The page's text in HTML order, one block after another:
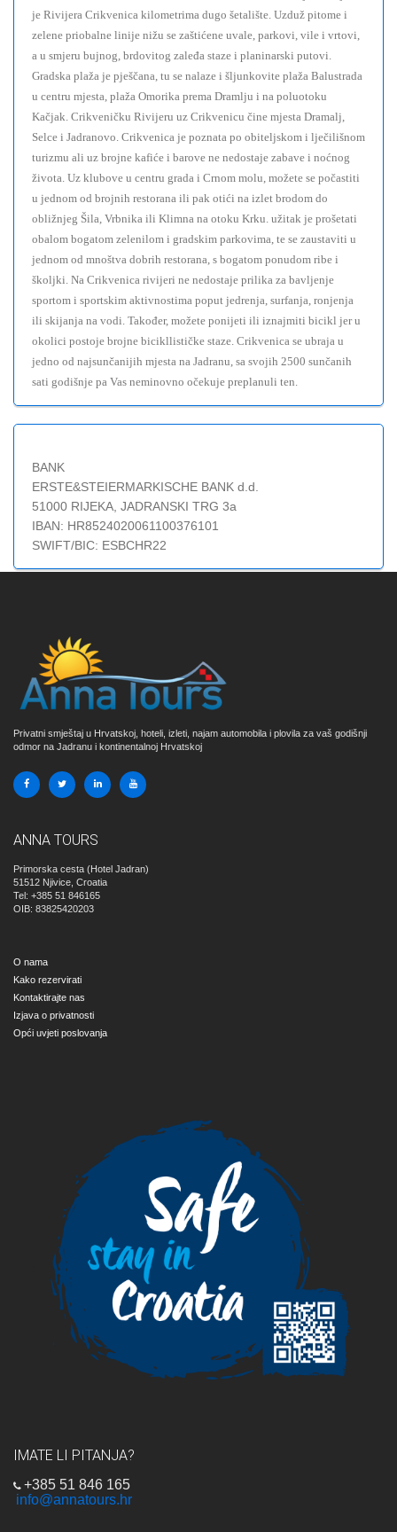
je Rivijera Crikvenica kilometrima dugo šetalište. Uzduž pitome i
zelene priobalne linije nižu se zaštićene uvale, parkovi, vile i vrtovi,
a u smjeru bujnog, brdovitog zaleđa staze i planinarski putovi.
Gradska plaža je pješčana, tu se nalaze i šljunkovite plaža Balustrada
u centru mjesta, plaža Omorika prema Dramlju i na poluotoku
Kačjak. Crikveničku Rivijeru uz Crikvenicu čine mjesta Dramalj,
Selce i Jadranovo. Crikvenica je poznata po obiteljskom i lječilišnom
turizmu ali uz brojne kafiće i barove ne nedostaje zabave i noćnog
života. Uz klubove u centru grada i Crnom molu, možete se počastiti
u jednom od brojnih restorana ili pak otići na izlet brodom do
obližnjeg Šila, Vrbnika ili Klimna na otoku Krku. užitak je prošetati
obalom bogatom zelenilom i gradskim parkovima, te se zaustaviti u
jednom od mnoštva dobrih restorana, s bogatom ponudom ribe i
školjki. Na Crikvenica rivijeri ne nedostaje prilika za bavljenje
sportom i sportskim aktivnostima poput jedrenja, surfanja, ronjenja
ili skijanja na vodi. Također, možete ponijeti ili iznajmiti bicikl jer u
okolici postoje brojne bicikllističke staze. Crikvenica se ubraja u
jedno od najsunčanijih mjesta na Jadranu, sa svojih 2500 sunčanih
sati godišnje pa Vas neminovno očekuje preplanuli ten.
BANK
ERSTE&STEIERMARKISCHE BANK d.d.
51000 RIJEKA, JADRANSKI TRG 3a
IBAN: HR8524020061100376101
SWIFT/BIC: ESBCHR22
Privatni smještaj u Hrvatskoj, hoteli, izleti, najam automobila i plovila za vaš godišnji
odmor na Jadranu i kontinentalnoj Hrvatskoj
ANNA TOURS
Primorska cesta (Hotel Jadran)
51512 Njivice, Croatia
Tel: +385 51 846165
OIB: 83825420203
O nama
Kako rezervirati
Kontaktirajte nas
Izjava o privatnosti
Opći uvjeti poslovanja
IMATE LI PITANJA?
+385 51 846 165
info@annatours.hr